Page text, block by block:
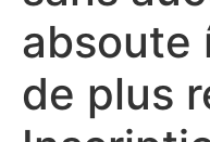
absoute
de plus